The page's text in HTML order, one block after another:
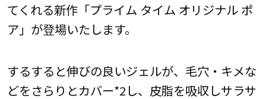
てくれる新作「プライム タイム オリジナル ポ
ア」が登場いたします。
するすると伸びの良いジェルが、毛穴・キメな
どをさらりとカバー*2し、皮脂を吸収しサラサ